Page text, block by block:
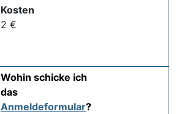
Kosten
2 €
Wohin schicke ich
das
Anmeldeformular?